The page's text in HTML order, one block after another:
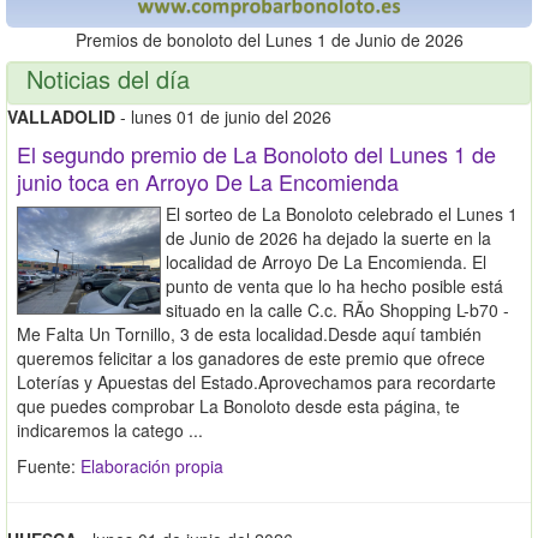
Premios de bonoloto del Lunes 1 de Junio de 2026
Noticias del día
VALLADOLID - lunes 01 de junio del 2026
El segundo premio de La Bonoloto del Lunes 1 de
junio toca en Arroyo De La Encomienda
El sorteo de La Bonoloto celebrado el Lunes 1
de Junio de 2026 ha dejado la suerte en la
localidad de Arroyo De La Encomienda. El
punto de venta que lo ha hecho posible está
situado en la calle C.c. RÃo Shopping L-b70 -
Me Falta Un Tornillo, 3 de esta localidad.Desde aquí también
queremos felicitar a los ganadores de este premio que ofrece
Loterías y Apuestas del Estado.Aprovechamos para recordarte
que puedes comprobar La Bonoloto desde esta página, te
indicaremos la catego ...
Fuente: Elaboración propia